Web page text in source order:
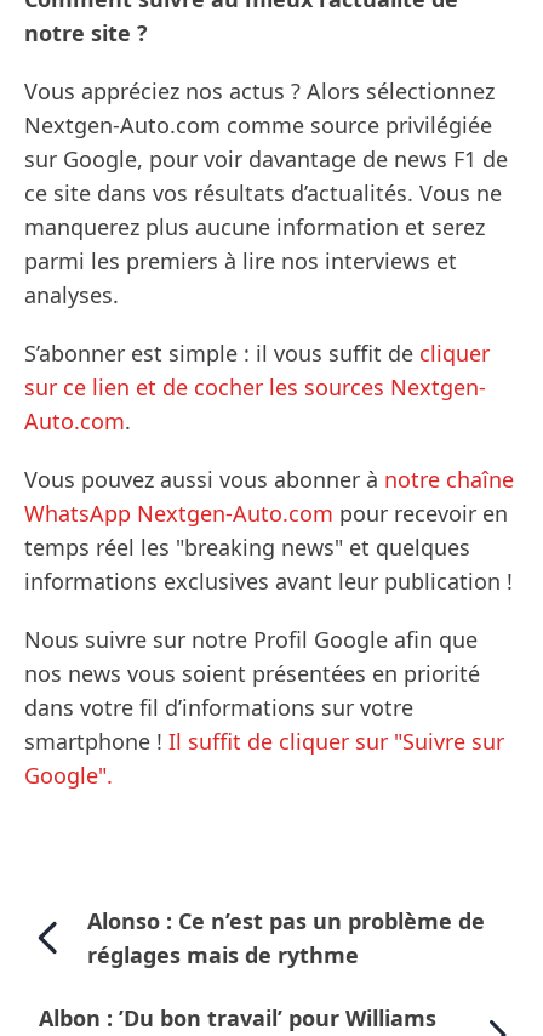
notre site ?
Vous appréciez nos actus ? Alors sélectionnez
Nextgen-Auto.com comme source privilégiée
sur Google, pour voir davantage de news F1 de
ce site dans vos résultats d’actualités. Vous ne
manquerez plus aucune information et serez
parmi les premiers à lire nos interviews et
analyses.
S’abonner est simple : il vous suffit de cliquer
sur ce lien et de cocher les sources Nextgen-
Auto.com.
Vous pouvez aussi vous abonner à notre chaîne
WhatsApp Nextgen-Auto.com pour recevoir en
temps réel les "breaking news" et quelques
informations exclusives avant leur publication !
Nous suivre sur notre Profil Google afin que
nos news vous soient présentées en priorité
dans votre fil d’informations sur votre
smartphone ! Il suffit de cliquer sur "Suivre sur
Google".
Alonso : Ce n’est pas un problème de
réglages mais de rythme
Albon : ’Du bon travail’ pour Williams